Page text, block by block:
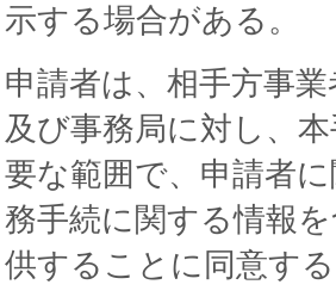
示する場合がある。
申請者は、相手方事
及び事務局に対し、
要な範囲で、申請者
務手続に関する情報
供することに同意す